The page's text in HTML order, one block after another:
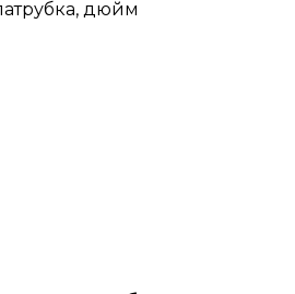
дюйм